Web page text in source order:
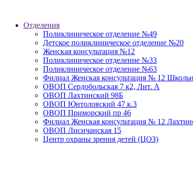
Отделения
Поликлиническое отделение №49
Детское поликлиническое отделение №20
Женская консультация №12
Поликлиническое отделение №33
Поликлиническое отделение №63
Филиал Женская консультация № 12
ОВОП Сердобольская 7 к2, Лит. А
ОВОП Лахтинский 98Б
ОВОП Юнтоловский 47 к.3
ОВОП Приморский пр 46
Филиал Женская консультация № 12
ОВОП Лисичанская 15
Центр охраны зрения детей (ЦОЗ)